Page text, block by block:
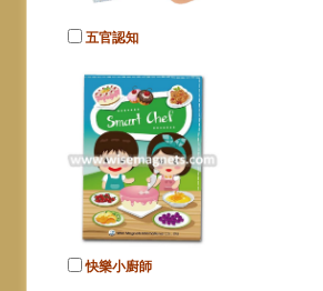
五官認知
快樂小廚師